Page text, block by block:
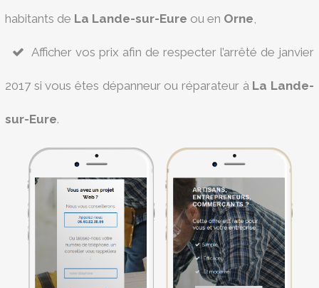
habitants de La Lande-sur-Eure ou en Orne,
Afficher vos prix afin de respecter l’arrêté de janvier
2017 si vous êtes dépanneur ou réparateur à La Lande-
sur-Eure.